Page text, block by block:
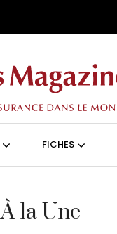
FICHES
À la Une